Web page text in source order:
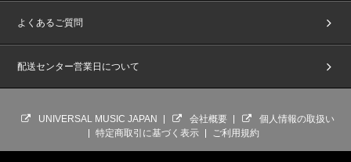
よくあるご質問
配送センター営業日について
UNIVERSAL MUSIC JAPAN 会社概要
個人情報の取扱い
特定商取引に基づく表示
ご利用規約